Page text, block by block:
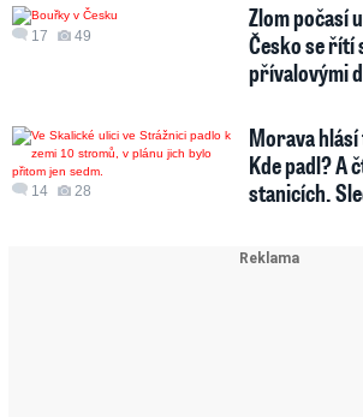
17 49
Zlom počasí
Česko se řítí
přívalovými
14 28
Morava
Kde padl? A
stanicích.